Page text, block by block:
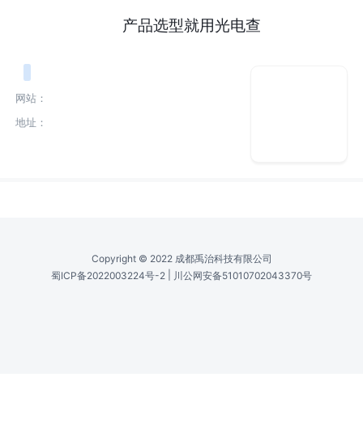
产品选型就用光电查
网站：
地址：
Copyright © 2022 成都禹治科技有限公司
蜀ICP备2022003224号-2
川公网安备51010702043370号